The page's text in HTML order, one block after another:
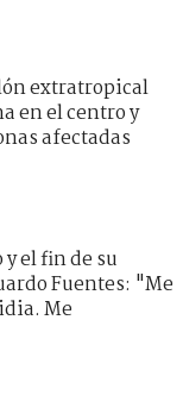
extratropical
en el centro y
afectadas
el fin de su
Fuentes: "Me
Me